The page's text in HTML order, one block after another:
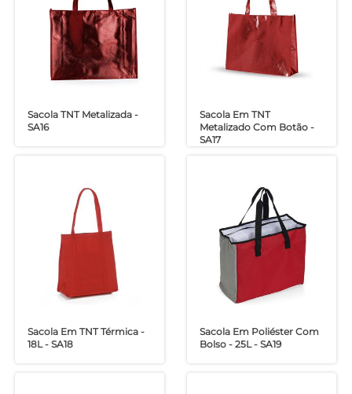
Sacola TNT Metalizada -
SA16
Sacola Em TNT
Metalizado Com Botão -
SA17
Sacola Em TNT Térmica -
18L - SA18
Sacola Em Poliéster Com
Bolso - 25L - SA19